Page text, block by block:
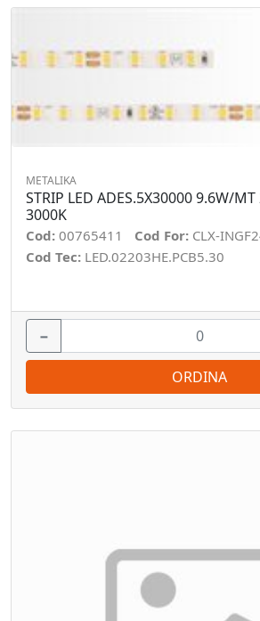
METALIKA
STRIP LED ADES.5X30000 9.6W/
3000K
Cod: 00765411 Cod For: CLX-
Cod Tec: LED.02203HE.PCB5.30
−
ORDINA